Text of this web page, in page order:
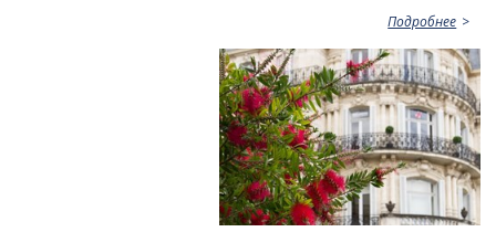
Подробнее